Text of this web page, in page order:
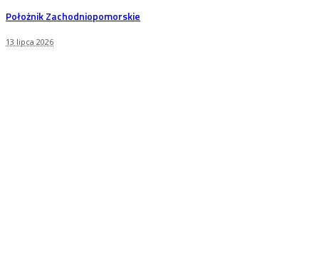
Położnik Zachodniopomorskie
13 lipca 2026